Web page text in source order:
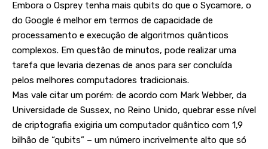
Embora o Osprey tenha mais qubits do que o Sycamore, o
do Google é melhor em termos de capacidade de
processamento e execução de algoritmos quânticos
complexos. Em questão de minutos, pode realizar uma
tarefa que levaria dezenas de anos para ser concluída
pelos melhores computadores tradicionais.
Mas vale citar um porém: de acordo com Mark Webber, da
Universidade de Sussex, no Reino Unido, quebrar esse nível
de criptografia exigiria um computador quântico com 1,9
bilhão de “qubits” – um número incrivelmente alto que só